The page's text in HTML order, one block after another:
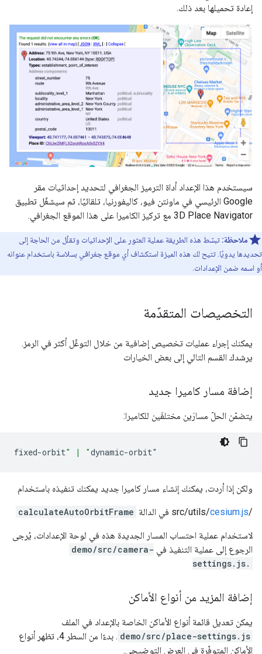
إعادة تحميلها بعد ذلك.
سيستخدم هذا الإعداد أداة الترميز الجغرافي لتحديد إحداثيات مقر
Google الرئيسي في ماونتن فيو، كاليفورنيا، تلقائيًا، ثم سيشغّل تطبيق
3D Place Navigator مع تركيز الكاميرا على هذا الموقع الجغرافي.
ملاحظة: تبسّط هذه الطريقة عملية العثور على الإحداثيات وتقلّل من الحاجة إلى
تحديدها يدويًا. تتيح لك هذه الميزة استكشاف أي موقع جغرافي بسلاسة باستخدام عنوانه
أو اسمه ضمن الإعدادات.
التخصيصات المتقدّمة
يمكنك إجراء عمليات تخصيص إضافية من خلال التوغّل أكثر في الرمز.
يرشدك القسم التالي إلى بعض الخيارات
إضافة مسار كاميرا جديد
يتضمّن الحلّ مسارَين مختلفَين للكاميرا:
fixed-orbit" | "dynamic-orbit"
ولكن إذا أردت، يمكنك إنشاء مسار كاميرا جديد يمكنك تنفيذه باستخدام
‫/src/utils/
cesium.js في الدالة calculateAutoOrbitFrame
لاستخدام عملية احتساب المسار الجديدة هذه في لوحة الإعدادات، يُرجى
الرجوع إلى عملية التنفيذ في demo/src/camera-
settings.js.
إضافة المزيد من أنواع الأماكن
يمكن تعديل قائمة أنواع الأماكن الخاصة بالإعداد في الملف
demo/src/place-settings.js
. بدءًا من السطر 4، تظهر أنواع
الأماكن المتوفّرة في العرض التوضيحي.